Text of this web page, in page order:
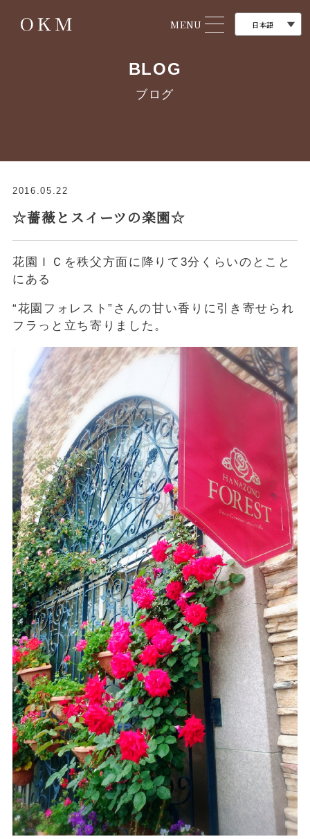
MENU
BLOG
ブログ
2016.05.22
☆薔薇とスイーツの楽園☆
花園ＩＣを秩父方面に降りて3分くらいのとこと
にある
“花園フォレスト”さんの甘い香りに引き寄せられ
フラっと立ち寄りました。